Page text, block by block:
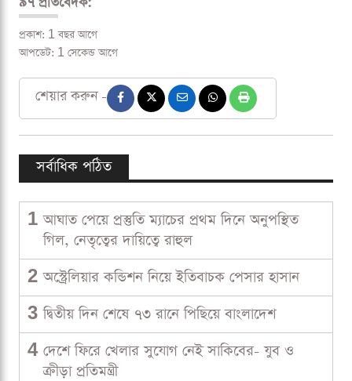
প্রকাশ: 1 বছর আগে
আপডেট: 1 সেকেন্ড আগে
শেয়ার করুন -
সর্বাধিক পঠিত
1 আঘাত পেয়ে প্রস্তুতি ম্যাচের প্রথম দিনে অনুপস্থিত
গিল, নেতৃত্বের দায়িত্বে রাহুল
2 অস্ট্রেলিয়ার কন্ডিশন নিয়ে ইতিবাচক পেসার হাসান
3 দ্বিতীয় দিন শেষে ৭৩ রানে পিছিয়ে বাংলাদেশ
4 দেশে ফিরে খেলার সুযোগ নেই সাকিবের- যুব ও
ক্রীড়া প্রতিমন্ত্রী